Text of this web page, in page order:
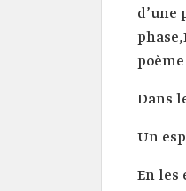
d’une
Dans
Un
En les